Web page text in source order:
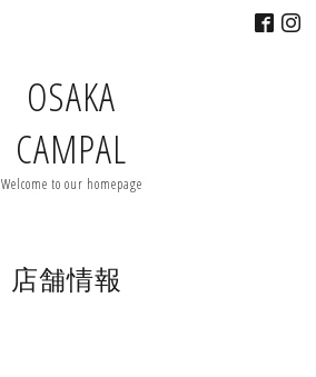
OSAKA
CAMPAL
Welcome to our homepage
店舗情報